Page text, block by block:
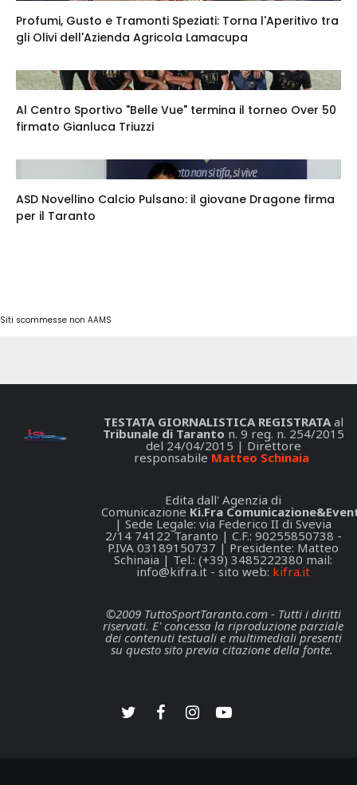
Profumi, Gusto e Tramonti Speziati: Torna l'Aperitivo tra
gli Olivi dell'Azienda Agricola Lamacupa
Al Centro Sportivo "Belle Vue" termina il torneo Over 50
firmato Gianluca Triuzzi
ASD Novellino Calcio Pulsano: il giovane Dragone firma
per il Taranto
Siti scommesse non AAMS
TESTATA GIORNALISTICA REGISTRATAal
Tribunale di Taranto n. 9 reg. n. 254/2015
del 24/04/2015 | Direttore
responsabile Matteo Schinaia
Edita dall' Agenzia di
Comunicazione Ki.Fra
| Sede Legale: via Federico II di Svevia
2/14 74122 Taranto | C.F.: 90255850738 -
P.IVA 03189150737 | Presidente: Matteo
Schinaia | Tel.: (+39) 3485222380 mail:
info@kifra.it - sito web: kifra.it
©2009 TuttoSportTaranto.com - Tutti i diritti
riservati. E' concessa la riproduzione parziale
dei contenuti testuali e multimediali presenti
su questo sito previa citazione della fonte.